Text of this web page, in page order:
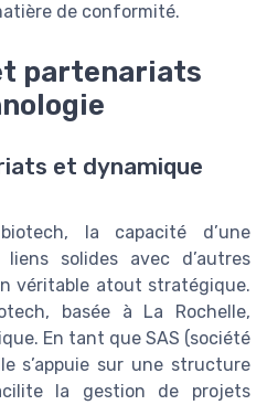
de conformité.
partenariats
et dynamique
la capacité d’une
solides avec d’autres
véritable atout stratégique.
basée à La Rochelle,
En tant que SAS (société
s’appuie sur une structure
la gestion de projets